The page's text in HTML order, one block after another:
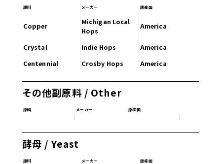
原料 メーカー 原産国
Copper
Michigan Local
Hops
America
Crystal Indie Hops
America
Centennial
Crosby Hops America
その他副原料 / Other
原料 メーカー 原産国
酵母 / Yeast
原料 メーカー 原産国